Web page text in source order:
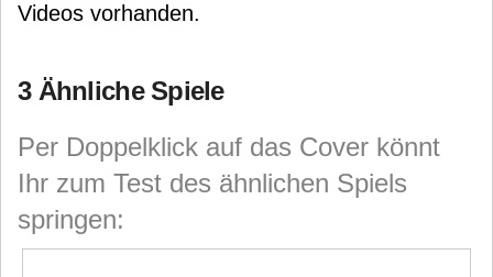
Videos vorhanden.
3 Ähnliche Spiele
Per Doppelklick auf das Cover könnt
Ihr zum Test des ähnlichen Spiels
springen: